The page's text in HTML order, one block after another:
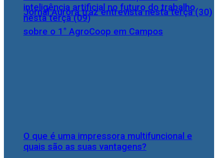
Jornal Aurora traz entrevista nesta terça (30)
sobre o 1° AgroCoop em Campos
inteligência artificial no futuro do trabalho
nesta terça (09)
O que é uma impressora multifuncional e
quais são as suas vantagens?